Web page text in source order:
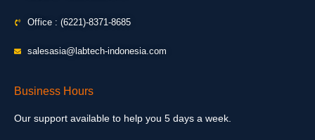
Office : (6221)-8371-8685
salesasia@labtech-indonesia.com
Business Hours
Our support available to help you 5 days a week.